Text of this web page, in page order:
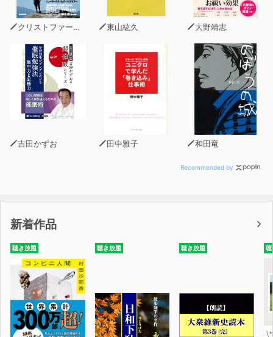
では、どうしたらこの「チャッター」を制御し、より良
い人生を送ることができるのだろうか？
ロールするための、誰もが使える26のツール。
各界著名人、各紙誌絶賛！
「新鮮で刺激的な、人間の本質についての考え方を変える
――アンジェラ・ダックワース（『やり抜く力』）
「本書はあなたの人生で最も重要な会話、つまり、自分自
「実に説得力のある、価値のある本だ」
――キャロル・ドゥエック（『マインドセット』）
「本書でクロスは、私たちの内なる声がなぜ必要不可欠な
のか、そしてどうすればその声を使いこなすことができる
のかを明らかにする。緊急性が高く、明晰で、説得力のあ
る本書は、世界が今必要としている、画期的で変革的な書
である」
クリストファー・マクドゥーガル 東山紘久 大野靖志
吉田かずお 田中雅子 和田竜
Recommended by
新着作品
聴き放題 聴き放題 聴き放題 聴